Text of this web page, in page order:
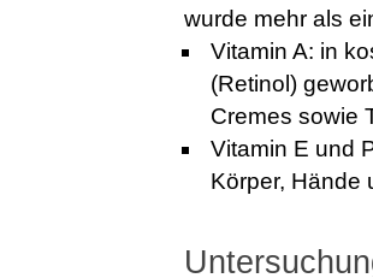
wurde mehr als
Vitamin A: in
(Retinol)
Cremes sowie
Vitamin E und
Körper, Hände